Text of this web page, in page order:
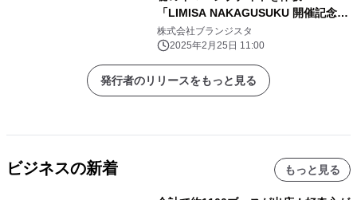
「LIMISA NAKAGUSUKU 開催記念レ
セプション」実施レポート
株式会社ブランジスタ
2025年2月25日 11:00
発行者のリリースをもっと見る
ビジネスの新着 もっと見る